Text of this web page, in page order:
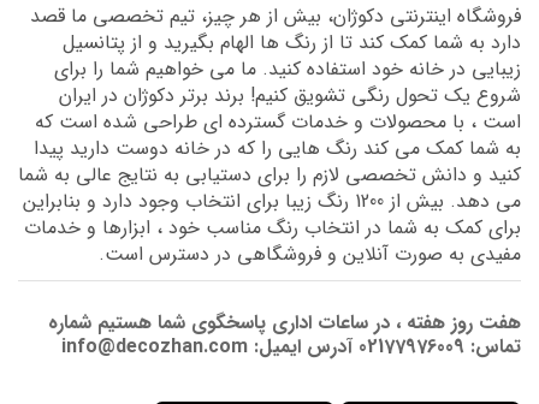
فروشگاه اینترنتی دکوژان، بیش از هر چیز، تیم تخصصی ما قصد
دارد به شما کمک کند تا از رنگ ها الهام بگیرید و از پتانسیل
زیبایی در خانه خود استفاده کنید. ما می خواهیم شما را برای
شروع یک تحول رنگی تشویق کنیم! برند برتر دکوژان در ایران
است ، با محصولات و خدمات گسترده ای طراحی شده است که
به شما کمک می کند رنگ هایی را که در خانه دوست دارید پیدا
کنید و دانش تخصصی لازم را برای دستیابی به نتایج عالی به شما
می دهد. بیش از 1200 رنگ زیبا برای انتخاب وجود دارد و بنابراین
برای کمک به شما در انتخاب رنگ مناسب خود ، ابزارها و خدمات
مفیدی به صورت آنلاین و فروشگاهی در دسترس است.
هفت روز هفته ، در ساعات اداری پاسخگوی شما هستیم شماره
تماس: 02177976009 آدرس ایمیل: info@decozhan.com